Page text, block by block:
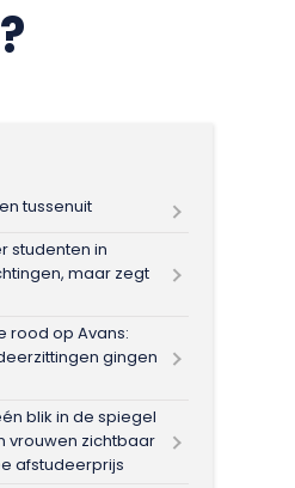
tussenuit
studenten in
maar zegt
rood op Avans:
gingen
blik in de spiegel
vrouwen zichtbaar
afstudeerprijs